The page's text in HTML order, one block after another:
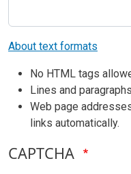
About text formats
No HTML tags
Lines and
Web page
links automatically.
CAPTCHA